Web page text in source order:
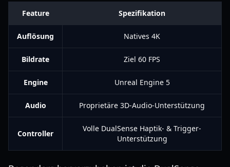
Feature Spezifikation
Auflösung Natives 4K
Bildrate Ziel 60 FPS
Engine Unreal Engine 5
Audio Proprietäre 3D-Audio-Unterstützung
Controller
Volle DualSense Haptik- & Trigger-
Unterstützung